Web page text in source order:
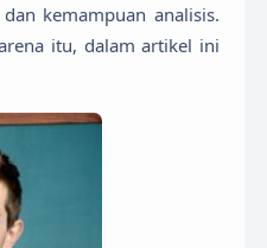
kemampuan analisis.
itu, dalam artikel ini